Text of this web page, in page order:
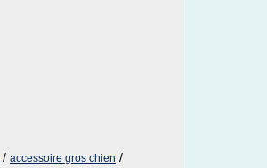
/ accessoire gros chien /